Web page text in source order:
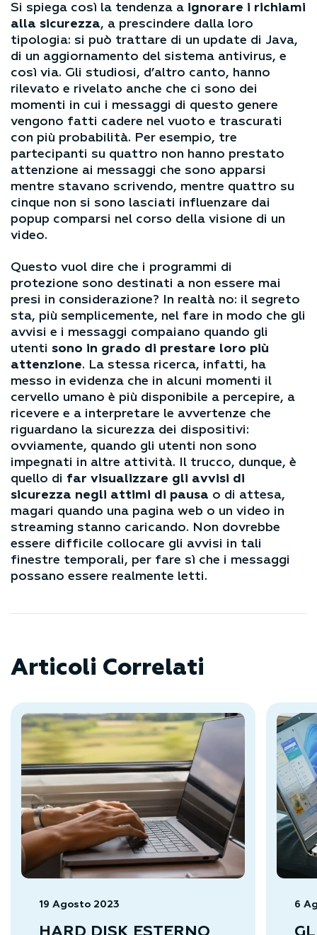
Si spiega così la tendenza a ignorare i richiami
alla sicurezza, a prescindere dalla loro
tipologia: si può trattare di un update di Java,
di un aggiornamento del sistema antivirus, e
così via. Gli studiosi, d’altro canto, hanno
rilevato e rivelato anche che ci sono dei
momenti in cui i messaggi di questo genere
vengono fatti cadere nel vuoto e trascurati
con più probabilità. Per esempio, tre
partecipanti su quattro non hanno prestato
attenzione ai messaggi che sono apparsi
mentre stavano scrivendo, mentre quattro su
cinque non si sono lasciati influenzare dai
popup comparsi nel corso della visione di un
video.
Questo vuol dire che i programmi di
protezione sono destinati a non essere mai
presi in considerazione? In realtà no: il segreto
sta, più semplicemente, nel fare in modo che gli
avvisi e i messaggi compaiano quando gli
utenti sono in grado di prestare loro più
attenzione. La stessa ricerca, infatti, ha
messo in evidenza che in alcuni momenti il
cervello umano è più disponibile a percepire, a
ricevere e a interpretare le avvertenze che
riguardano la sicurezza dei dispositivi:
ovviamente, quando gli utenti non sono
impegnati in altre attività. Il trucco, dunque, è
quello di far visualizzare gli avvisi di
sicurezza negli attimi di pausa o di attesa,
magari quando una pagina web o un video in
streaming stanno caricando. Non dovrebbe
essere difficile collocare gli avvisi in tali
finestre temporali, per fare sì che i messaggi
possano essere realmente letti.
Articoli Correlati
19 Agosto 2023
HARD DISK ESTERNO
6